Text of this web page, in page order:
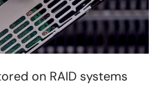
on RAID systems